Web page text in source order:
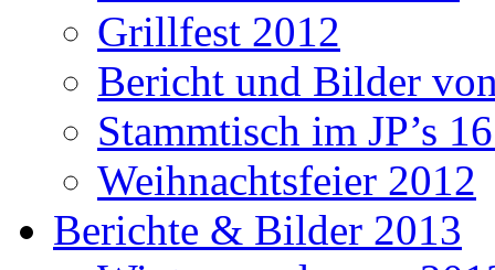
Grillfest 2012
Bericht und Bilder
Stammtisch im JP’s
Weihnachtsfeier 2012
Berichte & Bilder 2013